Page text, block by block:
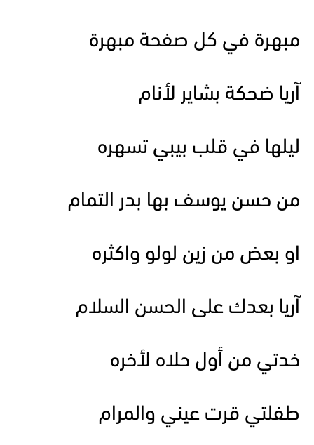
مبهرة في كل صفحة مبهرة
آريا ضحكة بشاير لأنام
ليلها في قلب بيبي تسهره
من حسن يوسف بها بدر التمام
او بعض من زين لولو واكثره
آريا بعدك على الحسن السلام
خدتي من أول حلاه لأخره
طفلتي قرت عيني والمرام